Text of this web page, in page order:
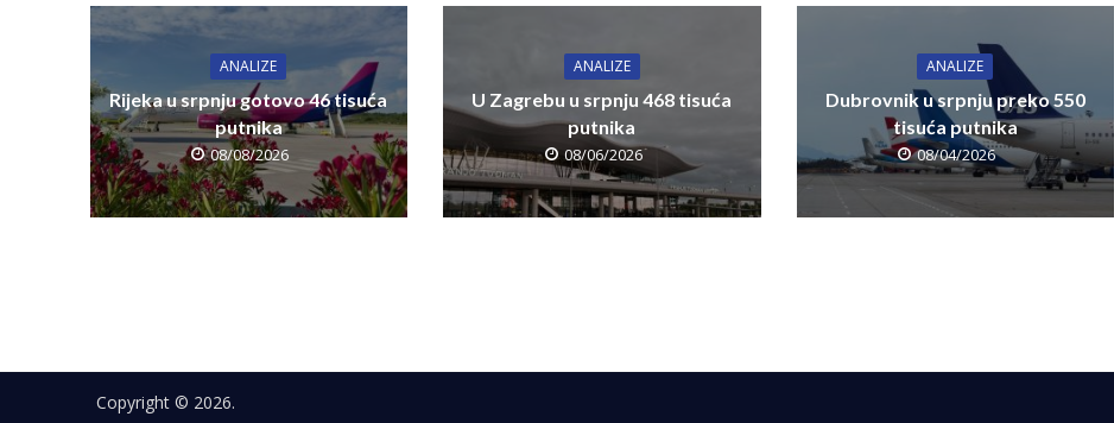
ANALIZE
Rijeka u srpnju gotovo 46 tisuća
putnika
08/08/2026
ANALIZE
U Zagrebu u srpnju 468 tisuća
putnika
08/06/2026
ANALIZE
Dubrovnik u srpnju preko 550
tisuća putnika
08/04/2026
Copyright © 2026.